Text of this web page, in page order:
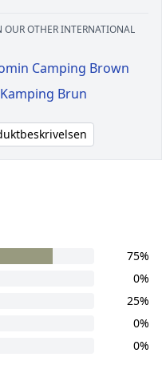
OTHER INTERNATIONAL
Camping Brown
Brun
75%
0%
25%
0%
0%